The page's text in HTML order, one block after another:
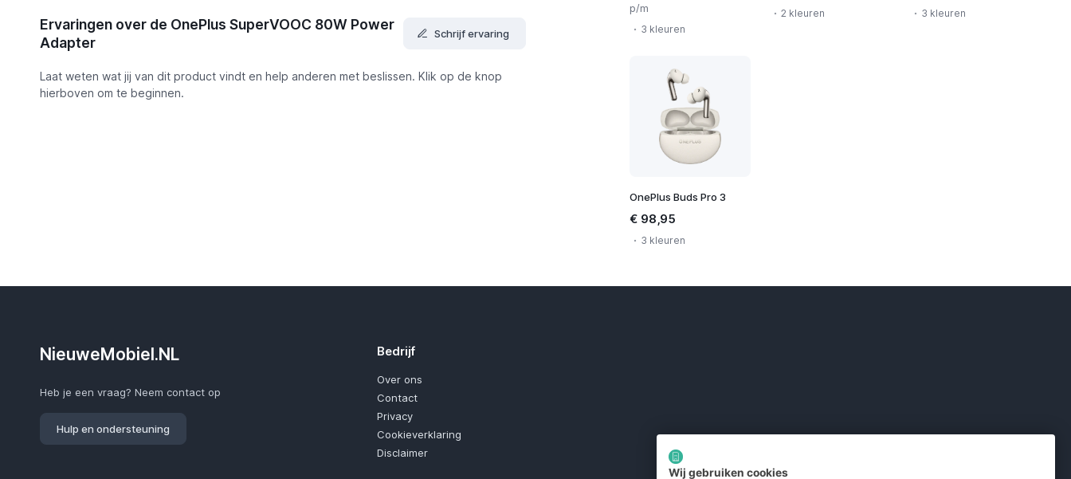
Ervaringen over de OnePlus SuperVOOC 80W Power
Adapter
Schrijf ervaring
Laat weten wat jij van dit product vindt en help anderen met beslissen. Klik op de knop
hierboven om te beginnen.
p/m
3 kleuren
2 kleuren 3 kleuren
OnePlus Buds Pro 3
€ 98,95
3 kleuren
NieuweMobiel.NL
Heb je een vraag? Neem contact op
Hulp en ondersteuning
Bedrijf
Over ons
Contact
Privacy
Cookieverklaring
Disclaimer
Wij gebruiken cookies